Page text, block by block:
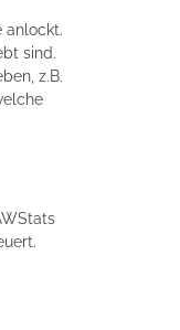
anlockt.
sind.
z.B.